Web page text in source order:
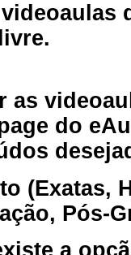
as
do
(Exatas,
Pós-